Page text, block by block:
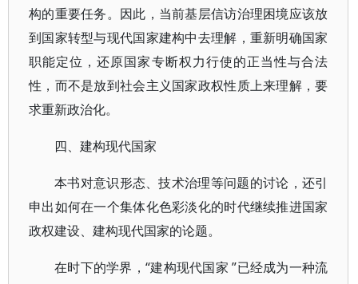
构的重要任务。因此，当前基层信访治理困境应该放
到国家转型与现代国家建构中去理解，重新明确国家
职能定位，还原国家专断权力行使的正当性与合法
性，而不是放到社会主义国家政权性质上来理解，要
求重新政治化。
四、建构现代国家
本书对意识形态、技术治理等问题的讨论，还引
申出如何在一个集体化色彩淡化的时代继续推进国家
政权建设、建构现代国家的论题。
在时下的学界，“建构现代国家 ”已经成为一种流